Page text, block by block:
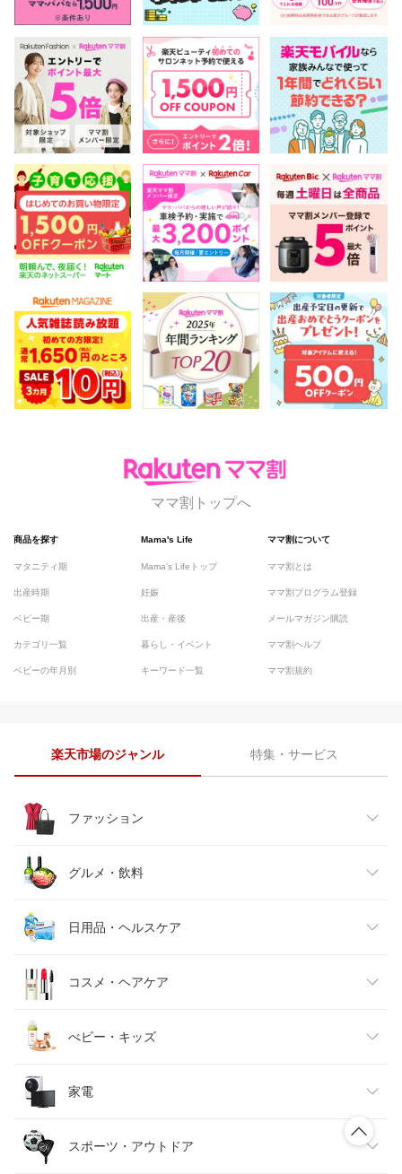
ママ割トップへ
商品を探す
マタニティ期
出産時期
ベビー期
カテゴリ一覧
ベビーの年月別
Mama's Life
Mama's Lifeトップ
妊娠
出産・産後
暮らし・イベント
キーワード一覧
ママ割について
ママ割とは
ママ割プログラム登録
メールマガジン購読
ママ割ヘルプ
ママ割規約
楽天市場のジャンル 特集・サービス
ファッション
レディースファッション
メンズファッション
キッズファッション
ベビーファッション
インナー・下着・ナイトウェア
バッグ・小物・ブランド雑貨
グルメ・飲料
食品
スイーツ・お菓子
水・ソフトドリンク
ビール・洋酒
ワイン
日用品・ヘルスケア
日用品雑貨・文房具・手芸
ダイエット・健康
医薬品・コンタクト・介護
コスメ・ヘアケア
美容・コスメ・香水
べビー・キッズ
キッズ・ベビー・マタニティ
おもちゃ
家電
家電
スポーツ・アウトドア